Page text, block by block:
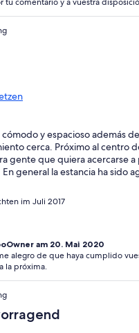
y espacioso además
cerca. Próximo al centro
gente que quiera acercarse a
En general la estancia ha sido
im Juli 2017
am 20. Mai 2020
alegro de que haya cumplido
la próxima.